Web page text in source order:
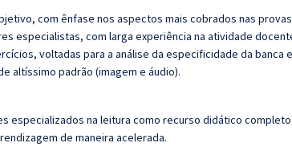
com ênfase nos aspectos mais cobrados nas
especialistas, com larga experiência na atividade
voltadas para a análise da especificidade da banca
altíssimo padrão (imagem e áudio).
especializados na leitura como recurso didático
de maneira acelerada.